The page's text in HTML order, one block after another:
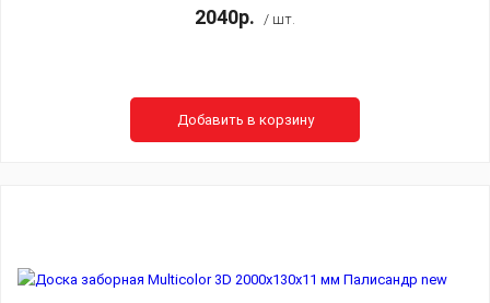
2040р. / шт.
Добавить в корзину